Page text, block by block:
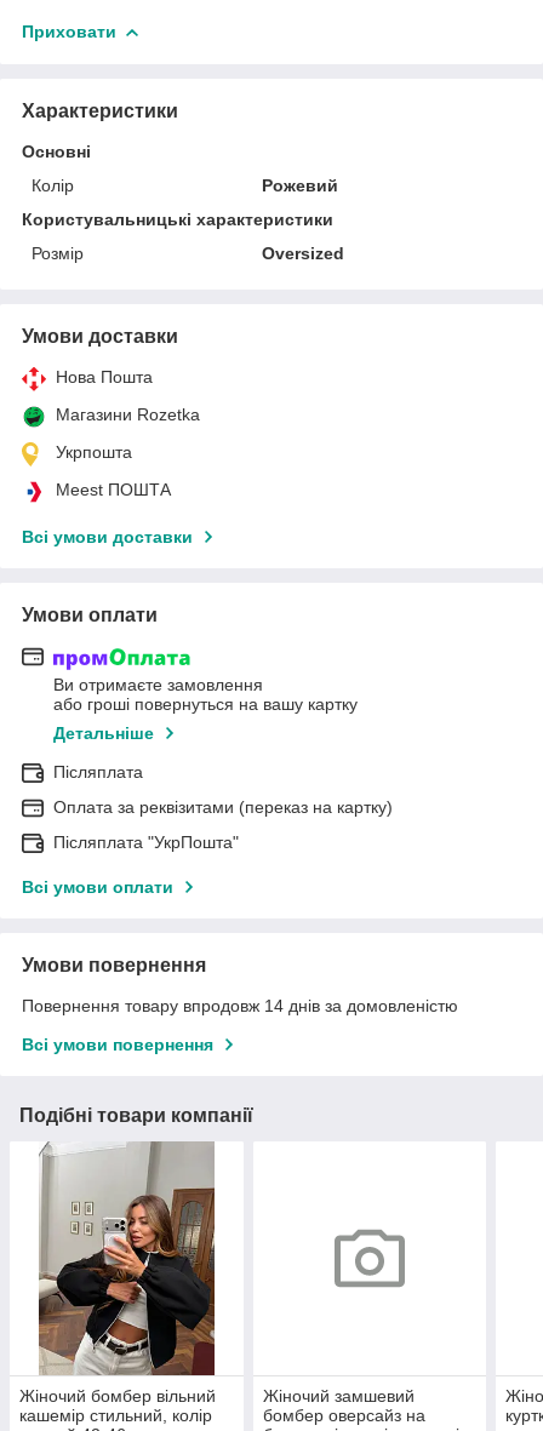
Приховати
Характеристики
Основні
Колір
Рожевий
Користувальницькі характеристики
Розмір
Oversized
Умови доставки
Нова Пошта
Магазини Rozetka
Укрпошта
Meest ПОШТА
Всі умови доставки
Умови оплати
Ви отримаєте замовлення
або гроші повернуться на вашу картку
Детальніше
Післяплата
Оплата за реквізитами (переказ на картку)
Післяплата "УкрПошта"
Всі умови оплати
Умови повернення
Повернення товару впродовж 14 днів за домовленістю
Всі умови повернення
Подібні товари компанії
Жіночий бомбер вільний
кашемір стильний, колір
Жіночий замшевий
бомбер оверсайз на